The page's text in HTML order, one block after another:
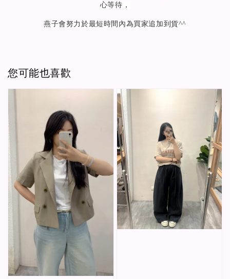
心等待，
燕子會努力於最短時間內為買家追加到貨^^
您可能也喜歡